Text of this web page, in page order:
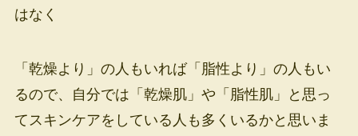
はなく
「乾燥より」の人もいれば「脂性より」の人もい
るので、自分では「乾燥肌」や「脂性肌」と思っ
てスキンケアをしている人も多くいるかと思いま